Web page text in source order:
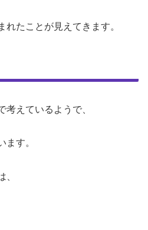
れたことが見えてきます。
考えているようで、
ます。
、